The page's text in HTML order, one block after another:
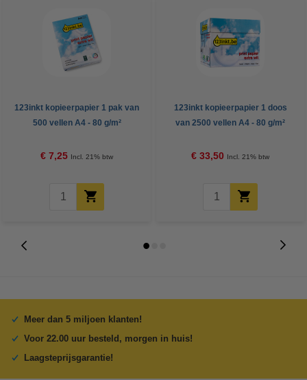
123inkt kopieerpapier 1 pak van
500 vellen A4 - 80 g/m²
€ 7,25 Incl. 21% btw
123inkt kopieerpapier 1 doos
van 2500 vellen A4 - 80 g/m²
€ 33,50 Incl. 21% btw
Meer dan 5 miljoen klanten!
Voor 22.00 uur besteld, morgen in huis!
Laagsteprijsgarantie!